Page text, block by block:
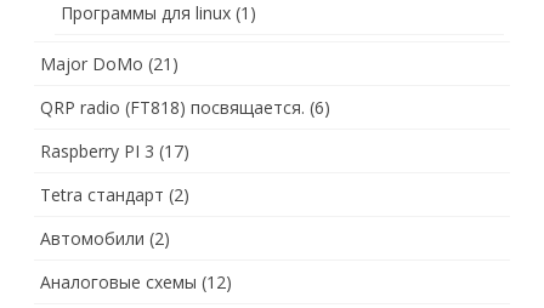
Программы для linux (1)
Major DoMo (21)
QRP radio (FT818) посвящается. (6)
Raspberry PI 3 (17)
Tetra стандарт (2)
Автомобили (2)
Аналоговые схемы (12)